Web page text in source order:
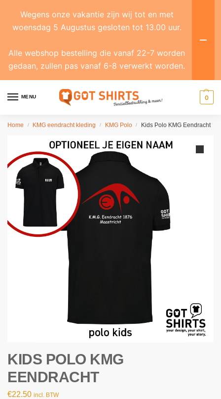
MENU 0
Home / KMG eendracht kleding / KMG Polo / Kids Polo KMG Eendracht
KIDS POLO KMG
EENDRACHT
€22.50 incl. BTW
Wegens onze vakantie zijn wij tot en met
woensdag 5 Augustus gesloten tot 13.00 uur.
Alle webshop bestelling die vanaf 22-7 worden
gedaan, zullen pas vanaf 6-8 verwerkt worden.